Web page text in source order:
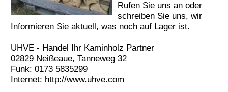
Rufen Sie uns an oder
schreiben Sie uns, wir
Informieren Sie aktuell, was noch auf Lager ist.
UHVE - Handel Ihr Kaminholz Partner
02829 Neißeaue, Tanneweg 32
Funk: 0173 5835299
Internet: http://www.uhve.com